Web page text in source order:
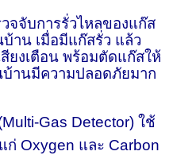
จจับการรั่วไหลของแก๊ส
าน เมื่อมีแก๊สรั่ว แล้ว
ยงเตือน พร้อมตัดแก๊สให้
านมีความปลอดภัยมาก
Gas Detector) ใช้
Oxygen และ Carbon